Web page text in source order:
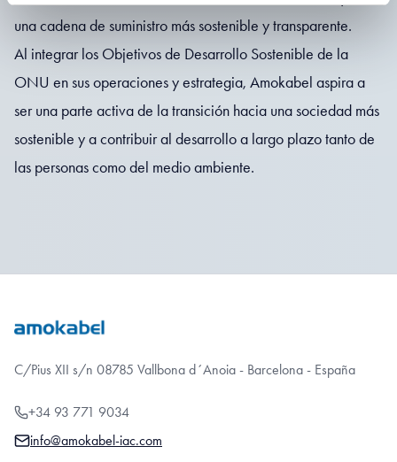
una cadena de suministro más sostenible y transparente.
Al integrar los Objetivos de Desarrollo Sostenible de la
ONU en sus operaciones y estrategia, Amokabel aspira a
ser una parte activa de la transición hacia una sociedad más
sostenible y a contribuir al desarrollo a largo plazo tanto de
las personas como del medio ambiente.
C/Pius XII s/n 08785 Vallbona d´Anoia - Barcelona - España
+34 93 771 9034
info@amokabel-iac.com